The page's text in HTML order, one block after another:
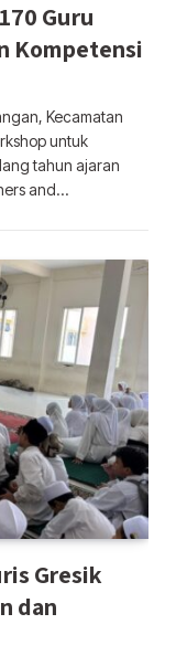
Guru
Kompetensi
Kecamatan
untuk
tahun ajaran
and…
Gresik
dan